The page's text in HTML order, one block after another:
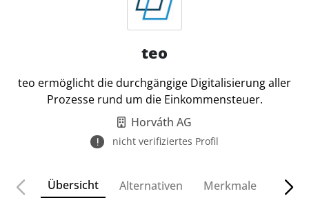
teo
teo ermöglicht die durchgängige Digitalisierung aller
Prozesse rund um die Einkommensteuer.
Horváth AG
nicht verifiziertes Profil
Übersicht Alternativen Merkmale